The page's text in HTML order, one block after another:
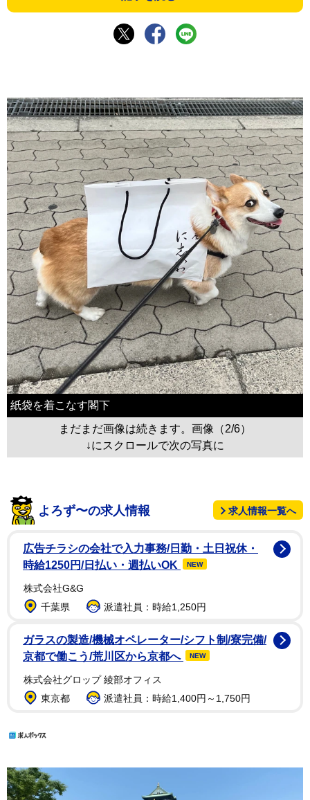
紙袋を着こなす閣下
まだまだ画像は続きます。画像（2/6）
↓にスクロールで次の写真に
よろず〜の求人情報 求人情報一覧へ
広告チラシの会社で入力事務/日勤・土日祝休・
時給1250円/日払い・週払いOK
NEW
株式会社G&G
千葉県
派遣社員：時給1,250円
ガラスの製造/機械オペレーター/シフト制/寮完備/
京都で働こう/荒川区から京都へ
NEW
株式会社グロップ 綾部オフィス
東京都
派遣社員：時給1,400円～1,750円